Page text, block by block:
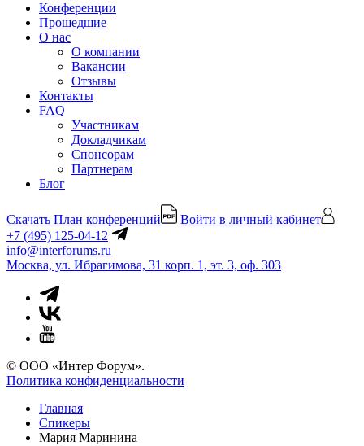
Конференции
Прошедшие
О нас
О компании
Вакансии
Отзывы
Контакты
FAQ
Участникам
Докладчикам
Спонсорам
Партнерам
Блог
Скачать План конференций
Войти в личный кабинет
+7 (495) 125-04-12
info@interforums.ru
Москва, ул. Ибрагимова, 31 корп. 1, эт. 3, оф. 303
© ООО «Интер Форум».
Политика конфиденциальности
Главная
Спикеры
Мария Маринина